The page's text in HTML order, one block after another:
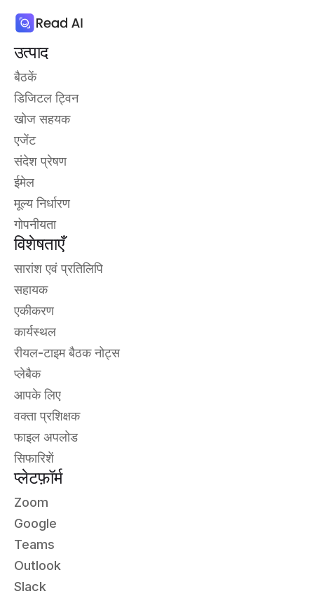
उत्पाद
बैठकें
डिजिटल ट्विन
खोज सहयक
एजेंट
संदेश प्रेषण
ईमेल
मूल्य निर्धारण
गोपनीयता
विशेषताएँ
सारांश एवं प्रतिलिपि
सहायक
एकीकरण
कार्यस्थल
रीयल-टाइम बैठक नोट्स
प्लेबैक
आपके लिए
वक्ता प्रशिक्षक
फाइल अपलोड
सिफारिशें
प्लेटफ़ॉर्म
Zoom
Google
Teams
Outlook
Slack